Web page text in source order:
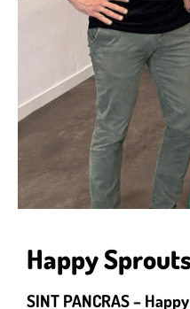
Happy
SINT PANCRAS –